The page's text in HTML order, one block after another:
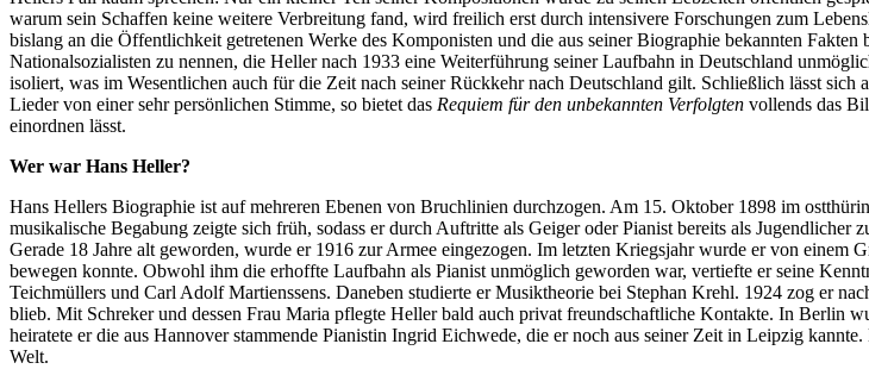
warum sein Schaffen keine weitere Verbreitung fand, wird freilich erst durch intensivere Forschungen zum
bislang an die Öffentlichkeit getretenen Werke des Komponisten und die aus seiner Biographie bekannten
Nationalsozialisten zu nennen, die Heller nach 1933 eine Weiterführung seiner Laufbahn in Deutschland
isoliert, was im Wesentlichen auch für die Zeit nach seiner Rückkehr nach Deutschland gilt. Schließlich lässt
Lieder von einer sehr persönlichen Stimme, so bietet das Requiem für den unbekannten Verfolgten vollends das
einordnen lässt.
Wer war Hans Heller?
Hans Hellers Biographie ist auf mehreren Ebenen von Bruchlinien durchzogen. Am 15. Oktober 1898 im
musikalische Begabung zeigte sich früh, sodass er durch Auftritte als Geiger oder Pianist bereits als
Gerade 18 Jahre alt geworden, wurde er 1916 zur Armee eingezogen. Im letzten Kriegsjahr wurde er von
bewegen konnte. Obwohl ihm die erhoffte Laufbahn als Pianist unmöglich geworden war, vertiefte er seine
Teichmüllers und Carl Adolf Martienssens. Daneben studierte er Musiktheorie bei Stephan Krehl. 1924 zog er
blieb. Mit Schreker und dessen Frau Maria pflegte Heller bald auch privat freundschaftliche Kontakte. In Berlin
heiratete er die aus Hannover stammende Pianistin Ingrid Eichwede, die er noch aus seiner Zeit in Leipzig
Welt.